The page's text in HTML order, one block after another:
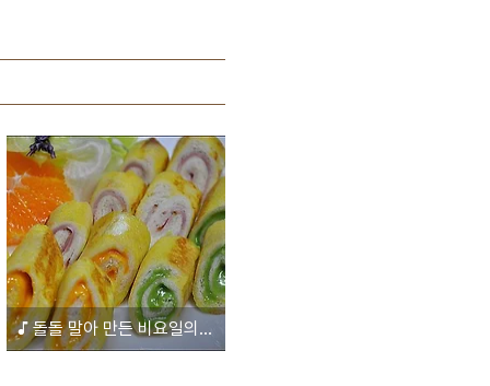
♪ 돌돌 말아 만든 비요일의 간식, 후렌치롤